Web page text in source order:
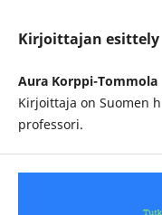
Kirjoittajan esittely
Aura Korppi-Tommola
Kirjoittaja on Suomen
professori.